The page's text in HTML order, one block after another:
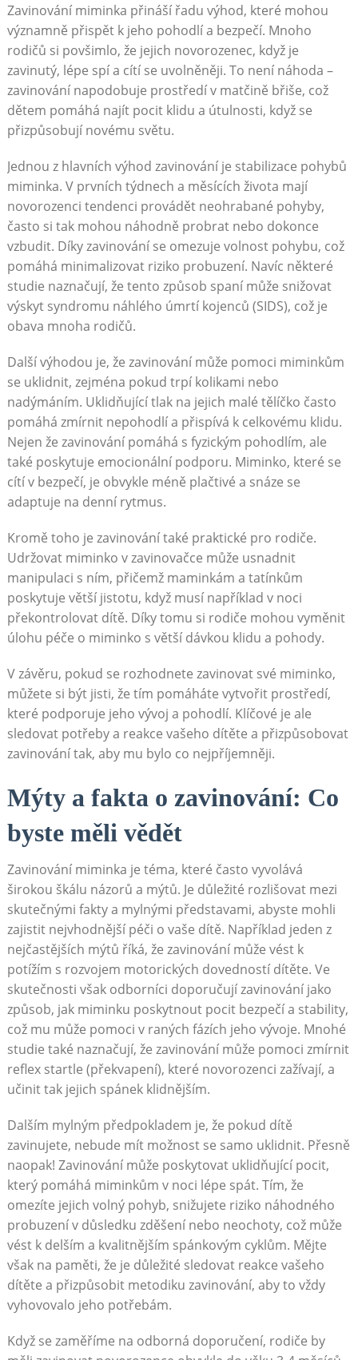
Zavinování miminka přináší řadu výhod, které mohou
významně přispět k jeho pohodlí a bezpečí. Mnoho
rodičů si povšimlo, že jejich novorozenec, když je
zavinutý, lépe spí a cítí se uvolněněji. To není náhoda –
zavinování napodobuje prostředí v matčině břiše, což
dětem pomáhá najít pocit klidu a útulnosti, když se
přizpůsobují novému světu.
Jednou z hlavních výhod zavinování je stabilizace pohybů
miminka. V prvních týdnech a měsících života mají
novorozenci tendenci provádět neohrabané pohyby,
často si tak mohou náhodně probrat nebo dokonce
vzbudit. Díky zavinování se omezuje volnost pohybu, což
pomáhá minimalizovat riziko probuzení. Navíc některé
studie naznačují, že tento způsob spaní může snižovat
výskyt syndromu náhlého úmrtí kojenců (SIDS), což je
obava mnoha rodičů.
Další výhodou je, že zavinování může pomoci miminkům
se uklidnit, zejména pokud trpí kolikami nebo
nadýmáním. Uklidňující tlak na jejich malé tělíčko často
pomáhá zmírnit nepohodlí a přispívá k celkovému klidu.
Nejen že zavinování pomáhá s fyzickým pohodlím, ale
také poskytuje emocionální podporu. Miminko, které se
cítí v bezpečí, je obvykle méně plačtivé a snáze se
adaptuje na denní rytmus.
Kromě toho je zavinování také praktické pro rodiče.
Udržovat miminko v zavinovačce může usnadnit
manipulaci s ním, přičemž maminkám a tatínkům
poskytuje větší jistotu, když musí například v noci
překontrolovat dítě. Díky tomu si rodiče mohou vyměnit
úlohu péče o miminko s větší dávkou klidu a pohody.
V závěru, pokud se rozhodnete zavinovat své miminko,
můžete si být jisti, že tím pomáháte vytvořit prostředí,
které podporuje jeho vývoj a pohodlí. Klíčové je ale
sledovat potřeby a reakce vašeho dítěte a přizpůsobovat
zavinování tak, aby mu bylo co nejpříjemněji.
Mýty a fakta o zavinování: Co
byste měli vědět
Zavinování miminka je téma, které často vyvolává
širokou škálu názorů a mýtů. Je důležité rozlišovat mezi
skutečnými fakty a mylnými představami, abyste mohli
zajistit nejvhodnější péči o vaše dítě. Například jeden z
nejčastějších mýtů říká, že zavinování může vést k
potížím s rozvojem motorických dovedností dítěte. Ve
skutečnosti však odborníci doporučují zavinování jako
způsob, jak miminku poskytnout pocit bezpečí a stability,
což mu může pomoci v raných fázích jeho vývoje. Mnohé
studie také naznačují, že zavinování může pomoci zmírnit
reflex startle (překvapení), které novorozenci zažívají, a
učinit tak jejich spánek klidnějším.
Dalším mylným předpokladem je, že pokud dítě
zavinujete, nebude mít možnost se samo uklidnit. Přesně
naopak! Zavinování může poskytovat uklidňující pocit,
který pomáhá miminkům v noci lépe spát. Tím, že
omezíte jejich volný pohyb, snižujete riziko náhodného
probuzení v důsledku zděšení nebo neochoty, což může
vést k delším a kvalitnějším spánkovým cyklům. Mějte
však na paměti, že je důležité sledovat reakce vašeho
dítěte a přizpůsobit metodiku zavinování, aby to vždy
vyhovovalo jeho potřebám.
Když se zaměříme na odborná doporučení, rodiče by